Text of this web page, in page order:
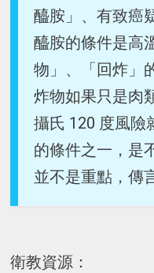
醯胺」、有致癌
醯胺的條件是高
物」、「回炸」
炸物如果只是肉
攝氏 120 度風險
的條件之一，是
並不是重點，傳
衛教資源：